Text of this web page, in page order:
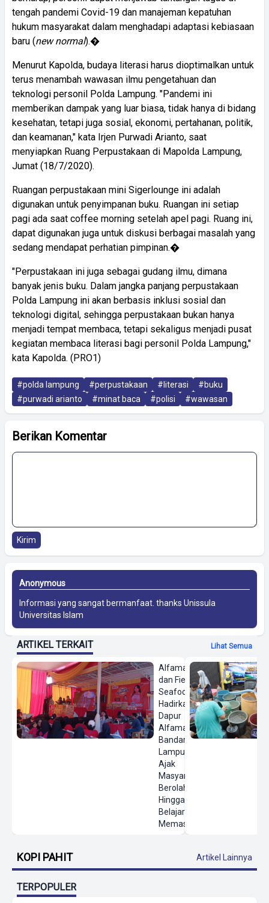
tengah pandemi Covid-19 dan manajeman kepatuhan
hukum masyarakat dalam menghadapi adaptasi kebiasaan
baru (new normal).�
Menurut Kapolda, budaya literasi harus dioptimalkan untuk
terus menambah wawasan ilmu pengetahuan dan
teknologi personil Polda Lampung. "Pandemi ini
memberikan dampak yang luar biasa, tidak hanya di bidang
kesehatan, tetapi juga sosial, ekonomi, pertahanan, politik,
dan keamanan," kata Irjen Purwadi Arianto, saat
menyiapkan Ruang Perpustakaan di Mapolda Lampung,
Jumat (18/7/2020).
Ruangan perpustakaan mini Sigerlounge ini adalah
digunakan untuk penyimpanan buku. Ruangan ini setiap
pagi ada saat coffee morning setelah apel pagi. Ruang ini,
dapat digunakan juga untuk diskusi berbagai masalah yang
sedang mendapat perhatian pimpinan.�
"Perpustakaan ini juga sebagai gudang ilmu, dimana
banyak jenis buku. Dalam jangka panjang perpustakaan
Polda Lampung ini akan berbasis inklusi sosial dan
teknologi digital, sehingga perpustakaan bukan hanya
menjadi tempat membaca, tetapi sekaligus menjadi pusat
kegiatan membaca literasi bagi personil Polda Lampung,"
kata Kapolda. (PRO1)
#polda lampung #perpustakaan #literasi
#buku
#purwadi arianto
#minat baca #polisi #wawasan
Berikan Komentar
Kirim
Anonymous
Informasi yang sangat bermanfaat. thanks Unissula
Universitas Islam
ARTIKEL TERKAIT Lihat Semua
Alfamart
dan Fiesta
Seafood
Hadirkan
Dapur
Alfamart di
Bandar
Lampung,
Ajak
Masyarakat
Berolahraga
Hingga
Belajar
Memasak
KOPI PAHIT Artikel Lainnya
TERPOPULER